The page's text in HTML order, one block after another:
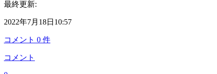
最終更新:
2022年7月18日10:57
コメント 0 件
コメント